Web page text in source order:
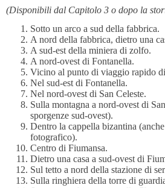
(Disponibili dal Capitolo 3 o dopo la
Sotto un arco a sud della fabbrica.
A nord della fabbrica, dietro una
A sud-est della miniera di zolfo.
A nord-ovest di Fontanella.
Vicino al punto di viaggio rapido
Nel sud-est di Fontanella.
Nel nord-ovest di San Celeste.
Sulla montagna a nord-ovest di
sporgenze sud-ovest).
Dentro la cappella bizantina
fotografico).
Centro di Fiumansa.
Dietro una casa a sud-ovest di
Sul tetto a nord della stazione di
Sulla ringhiera della torre di